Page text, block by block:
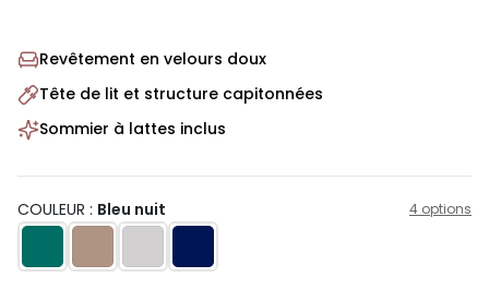
Revêtement en velours doux
Tête de lit et structure capitonnées
Sommier à lattes inclus
COULEUR : Bleu nuit 4 options